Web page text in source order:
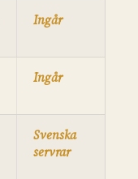
Ingår
Ingår
Svenska
servrar